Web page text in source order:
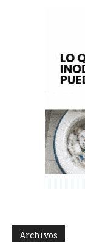
Archivos